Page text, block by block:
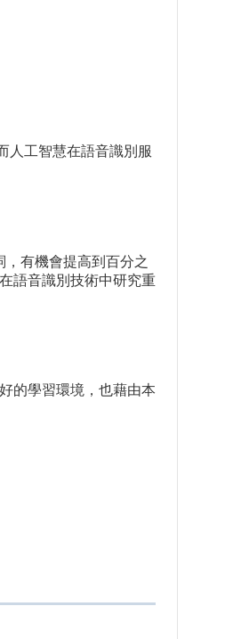
人工智慧在語音識別服
有機會提高到百分之
語音識別技術中研究重
的學習環境，也藉由本